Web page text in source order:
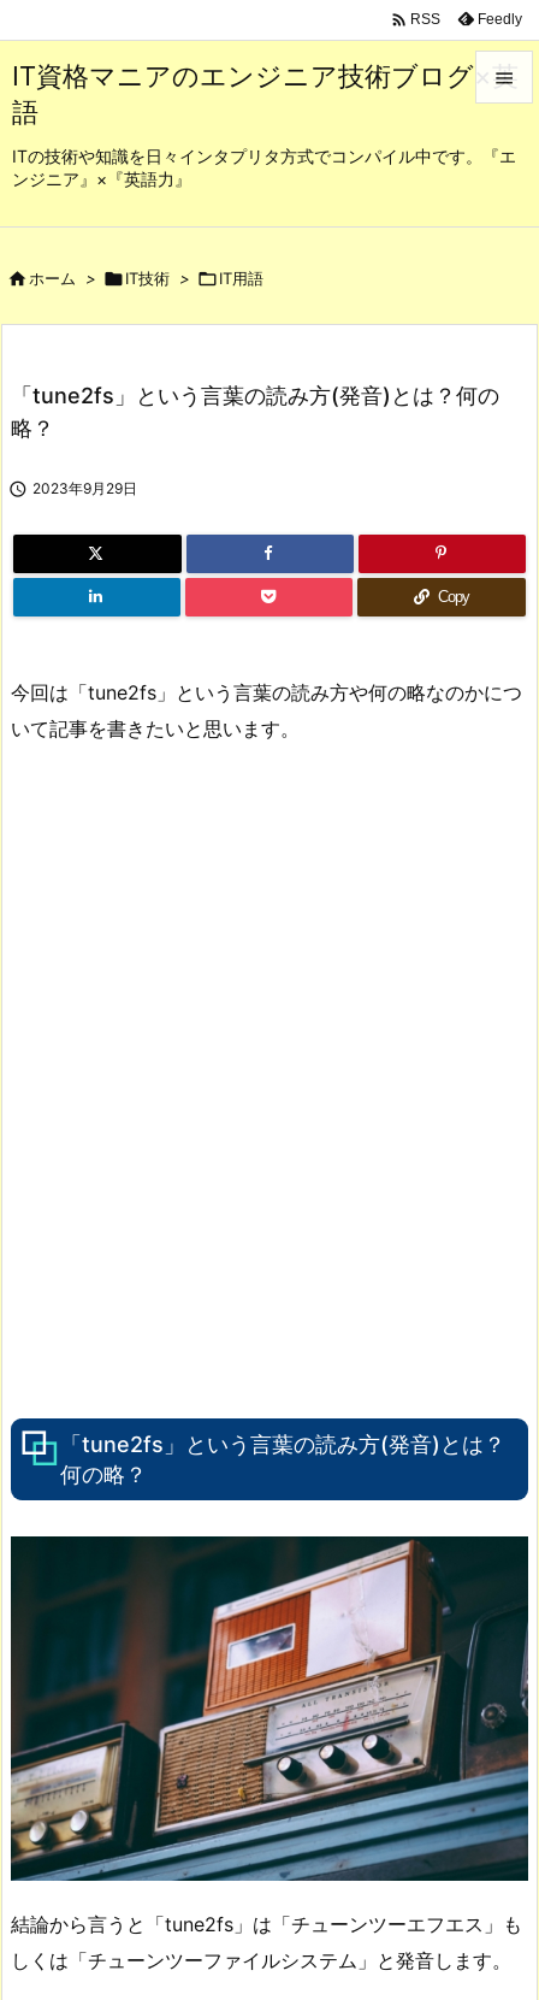
IT資格マニアのエンジニア技術ブログ×英
語
ITの技術や知識を日々インタプリタ方式でコンパイル中です。『エ
ンジニア』×『英語力』

メニュ
検索
 RSS Feedly
ホーム > IT技術 > IT用語
「tune2fs」という言葉の読み方(発音)とは？何の
略？
 2023年9月29日
Copy
今回は「tune2fs」という言葉の読み方や何の略なのかにつ
いて記事を書きたいと思います。
「tune2fs」という言葉の読み方(発音)とは？
何の略？
結論から言うと「tune2fs」は「チューンツーエフエス」も
しくは「チューンツーファイルシステム」と発音します。